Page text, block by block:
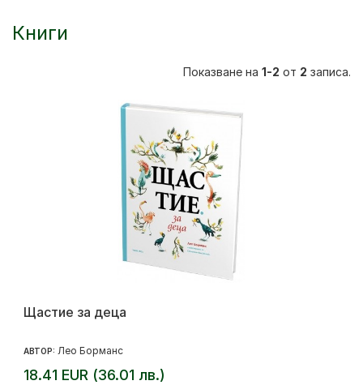
Книги
Показване на 1-2 от 2 записа.
Щастие за деца
АВТОР: Лео Борманс
18.41 EUR (36.01 лв.)